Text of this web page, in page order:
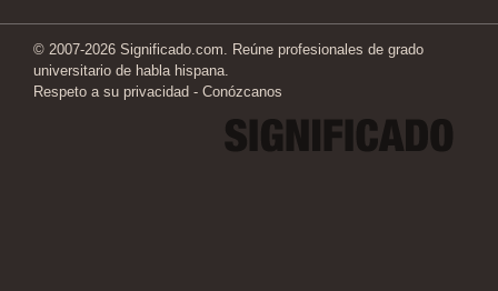
© 2007-2026 Significado.com. Reúne profesionales de grado
universitario de habla hispana.
Respeto a su privacidad - Conózcanos